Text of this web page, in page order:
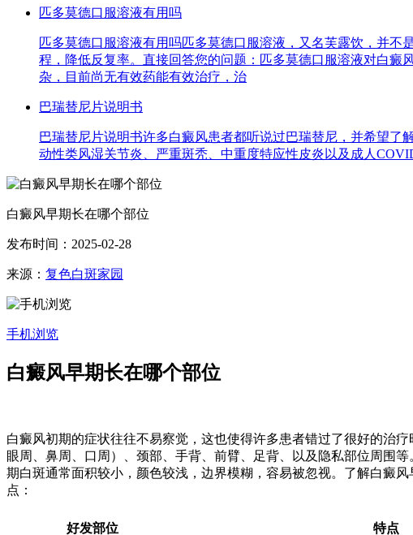
匹多莫德口服溶液有用吗
匹多莫德口服溶液有用吗匹多莫德口服溶液，又名芙露饮，并
程，降低反复率。直接回答您的问题：匹多莫德口服溶液对白癜
杂，目前尚无有效药能有效治疗，治
巴瑞替尼片说明书
巴瑞替尼片说明书许多白癜风患者都听说过巴瑞替尼，并希望
动性类风湿关节炎、严重斑秃、中重度特应性皮炎以及成人
白癜风早期长在哪个部位
发布时间：2025-02-28
来源： 复色白斑家园
手机浏览
白癜风早期长在哪个部位
白癜风初期的症状往往不易察觉，这也使得许多患者错过了很好的治
眼周、鼻周、口周）、颈部、手背、前臂、足背、以及隐私部位周围
期白斑通常面积较小，颜色较浅，边界模糊，容易被忽视。了解白癜
点：
好发部位 特点